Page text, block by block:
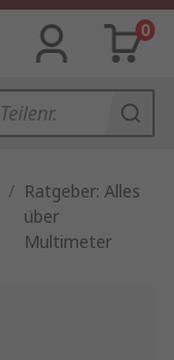
0
/ Ratgeber: Alles
über
Multimeter